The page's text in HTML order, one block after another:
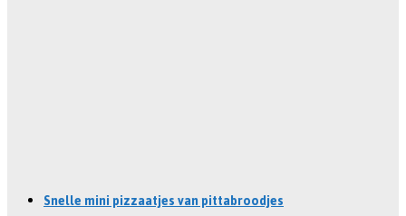
Snelle mini pizzaatjes van pittabroodjes